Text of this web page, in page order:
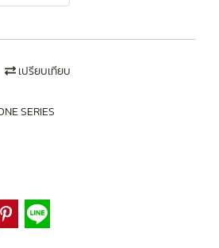
เปรียบเทียบ
SERIES